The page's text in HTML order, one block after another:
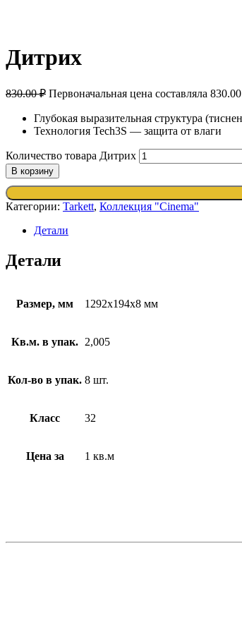
Дитрих
830.00₽ Первоначальная цена составляла
Глубокая выразительная структура
Технология Tech3S — защита от влаги
Количество товара Дитрих
В корзину
Категории: Tarkett, Коллекция "Cinema"
Детали
Детали
Размер, мм 1292x194x8 мм
Кв.м. в упак. 2,005
Кол-во в упак. 8 шт.
Класс 32
Цена за 1 кв.м